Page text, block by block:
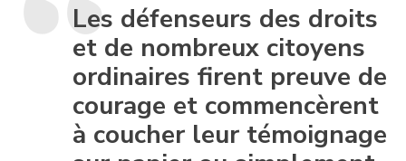
Les défenseurs des droits
et de nombreux citoyens
ordinaires firent preuve de
courage et commencèrent
à coucher leur témoignage